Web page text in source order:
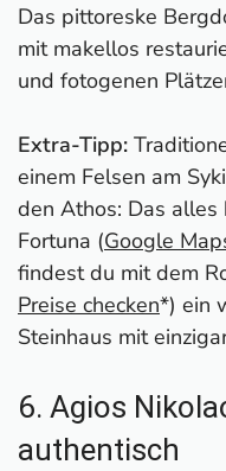
Das pittoreske
mit makellos
und fotogenen
Extra-Tipp:
einem Felsen am
den Athos: Das
Fortuna (Google
findest du mit dem
Preise checken*) ein
Steinhaus mit
6. Agios
authentisch